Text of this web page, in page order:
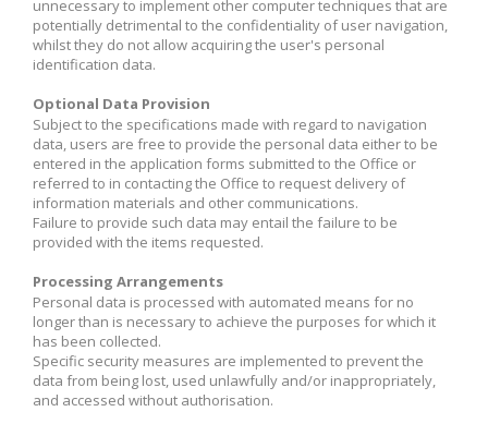
unnecessary to implement other computer techniques that are
potentially detrimental to the confidentiality of user navigation,
whilst they do not allow acquiring the user's personal
identification data.
Optional Data Provision
Subject to the specifications made with regard to navigation
data, users are free to provide the personal data either to be
entered in the application forms submitted to the Office or
referred to in contacting the Office to request delivery of
information materials and other communications.
Failure to provide such data may entail the failure to be
provided with the items requested.
Processing Arrangements
Personal data is processed with automated means for no
longer than is necessary to achieve the purposes for which it
has been collected.
Specific security measures are implemented to prevent the
data from being lost, used unlawfully and/or inappropriately,
and accessed without authorisation.